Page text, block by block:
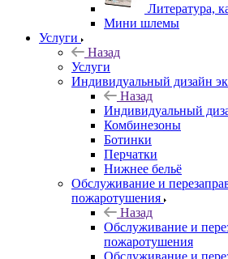
Литература,
Мини шлемы
Услуги
Назад
Услуги
Индивидуальный дизайн
Назад
Индивидуальный
Комбинезоны
Ботинки
Перчатки
Нижнее бельё
Обслуживание и
пожаротушения
Назад
Обслуживание и
пожаротушения
Обслуживание и